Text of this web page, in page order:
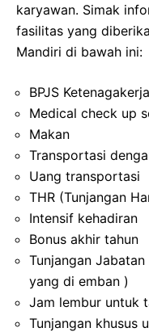
karyawan. Simak
fasilitas yang
Mandiri di bawah ini:
BPJS
Medical check up
Makan
Transportasi
Uang transportasi
THR (Tunjangan
Intensif kehadiran
Bonus akhir tahun
Tunjangan
yang di emban )
Jam lembur untuk
Tunjangan khusus